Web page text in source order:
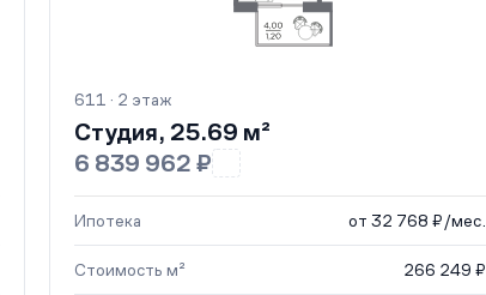
611 · 2 этаж
Студия, 25.69 м²
6 839 962 ₽
Ипотека от 32 768 ₽/мес.
Стоимость м² 266 249 ₽